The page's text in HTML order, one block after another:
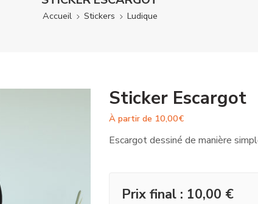
Accueil Stickers Ludique
Sticker Escargot
À partir de 10,00€
Escargot dessiné de manière
Prix final : 10,00 €